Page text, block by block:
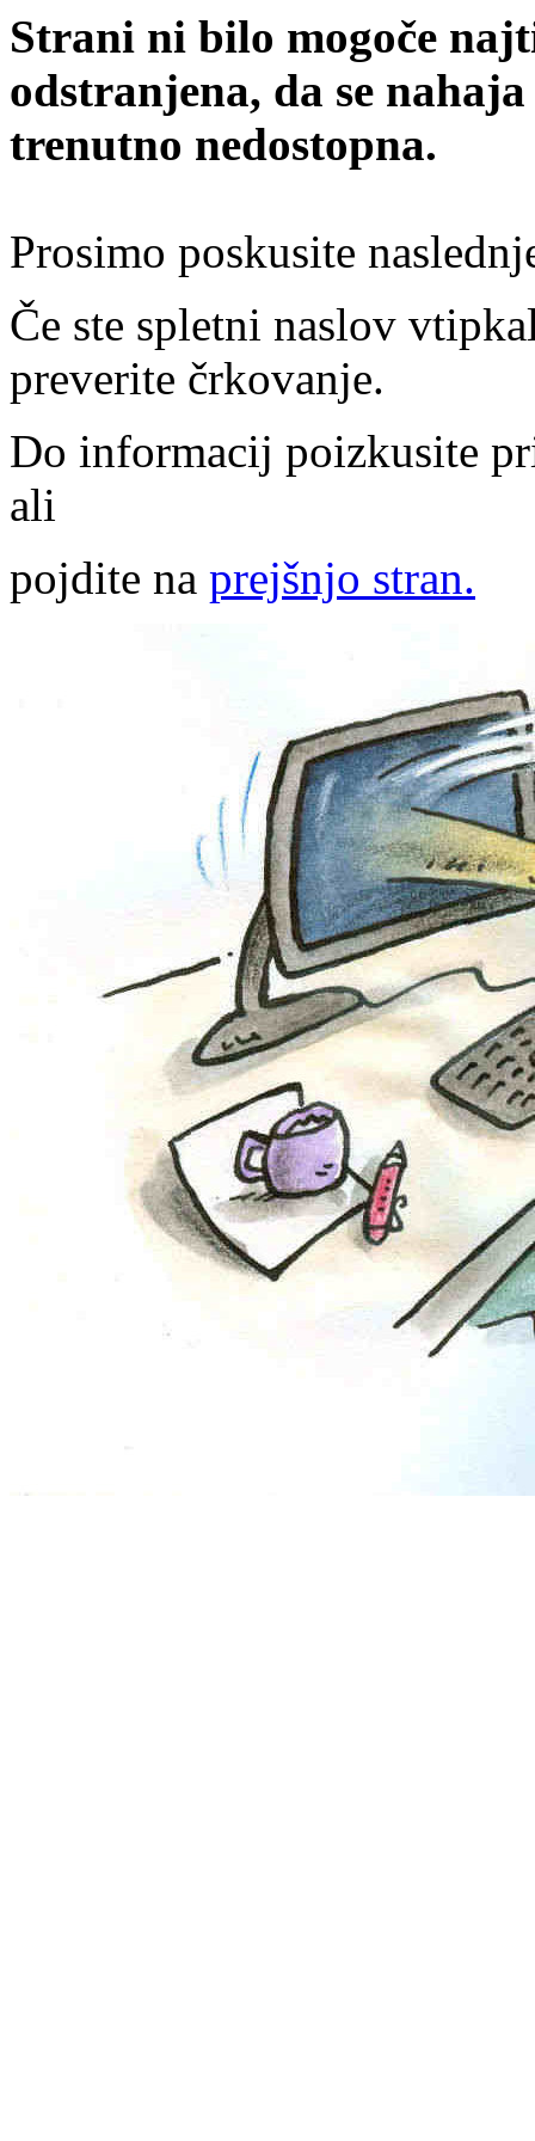
Strani ni bilo mogoče
odstranjena, da se
trenutno nedostopna.
Prosimo poskusite
Če ste spletni naslov
preverite črkovanje.
Do informacij poizkusite
ali
pojdite na prejšnjo stran.